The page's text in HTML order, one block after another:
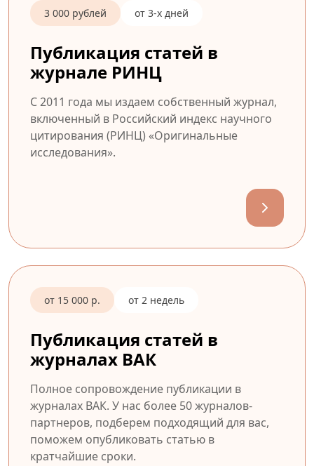
3 000 рублей от 3-х дней
Публикация статей в
журнале РИНЦ
С 2011 года мы издаем собственный журнал,
включенный в Российский индекс научного
цитирования (РИНЦ) «Оригинальные
исследования».
от 15 000 р. от 2 недель
Публикация статей в
журналах ВАК
Полное сопровождение публикации в
журналах ВАК. У нас более 50 журналов-
партнеров, подберем подходящий для вас,
поможем опубликовать статью в
кратчайшие сроки.